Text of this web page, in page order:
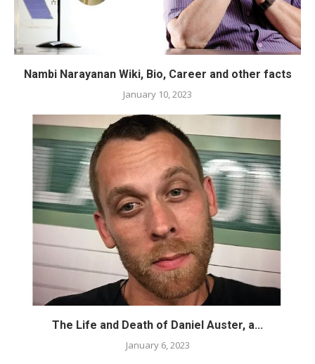
Nambi Narayanan Wiki, Bio, Career and other facts
January 10, 2023
The Life and Death of Daniel Auster, a...
January 6, 2023